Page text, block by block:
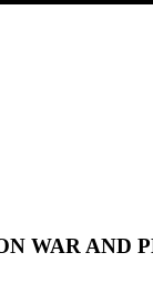
WAR AND